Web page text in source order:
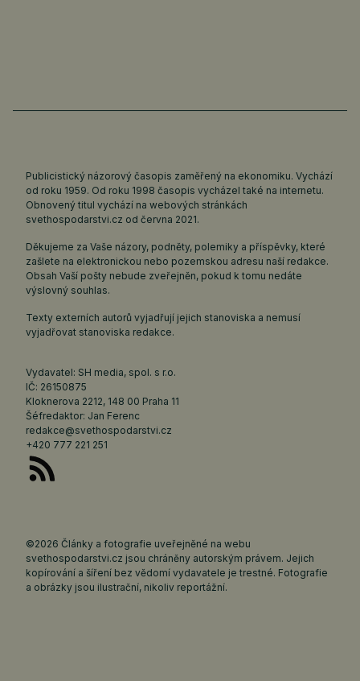
Publicistický názorový časopis zaměřený na ekonomiku. Vychází
od roku 1959. Od roku 1998 časopis vycházel také na internetu.
Obnovený titul vychází na webových stránkách
svethospodarstvi.cz od června 2021.
Děkujeme za Vaše názory, podněty, polemiky a příspěvky, které
zašlete na elektronickou nebo pozemskou adresu naší redakce.
Obsah Vaší pošty nebude zveřejněn, pokud k tomu nedáte
výslovný souhlas.
Texty externích autorů vyjadřují jejich stanoviska a nemusí
vyjadřovat stanoviska redakce.
Vydavatel: SH media, spol. s r.o.
IČ: 26150875
Kloknerova 2212, 148 00 Praha 11
Šéfredaktor: Jan Ferenc
redakce@svethospodarstvi.cz
+420 777 221 251
©2026 Články a fotografie uveřejněné na webu
svethospodarstvi.cz jsou chráněny autorským právem. Jejich
kopírování a šíření bez vědomí vydavatele je trestné. Fotografie
a obrázky jsou ilustrační, nikoliv reportážní.